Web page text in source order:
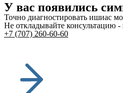
У вас появились
Точно диагностировать ишиас
Не откладывайте консультацию
+7 (707) 260-60-60